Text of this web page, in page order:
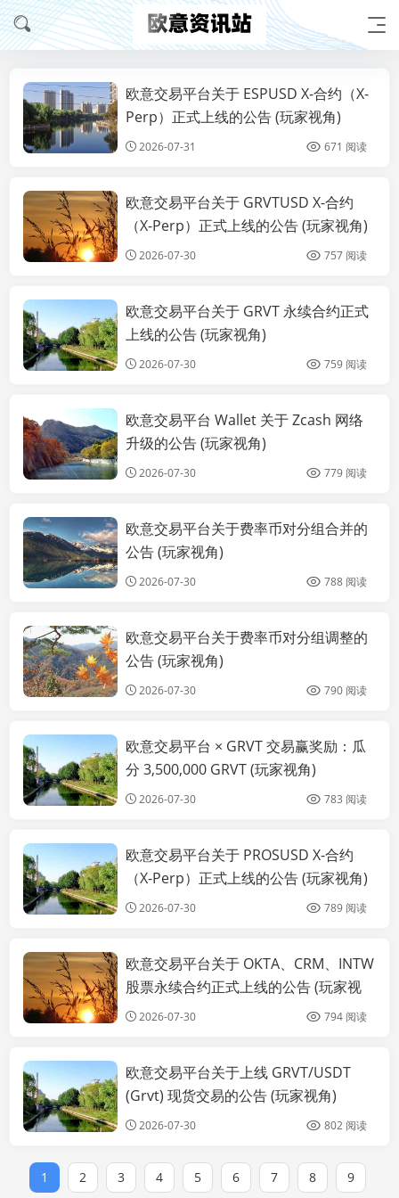
公告
欧意交易平台关于 ESPUSD X-合约（X-
Perp）正式上线的公告 (玩家视角)
2026-07-31 671 阅读
公告
欧意交易平台关于 GRVTUSD X-合约
（X-Perp）正式上线的公告 (玩家视角)
2026-07-30 757 阅读
公告
欧意交易平台关于 GRVT 永续合约正式
上线的公告 (玩家视角)
2026-07-30 759 阅读
公告
欧意交易平台 Wallet 关于 Zcash 网络
升级的公告 (玩家视角)
2026-07-30 779 阅读
公告
欧意交易平台关于费率币对分组合并的
公告 (玩家视角)
2026-07-30 788 阅读
公告
欧意交易平台关于费率币对分组调整的
公告 (玩家视角)
2026-07-30 790 阅读
公告
欧意交易平台 × GRVT 交易赢奖励：瓜
分 3,500,000 GRVT (玩家视角)
2026-07-30 783 阅读
公告
欧意交易平台关于 PROSUSD X-合约
（X-Perp）正式上线的公告 (玩家视角)
2026-07-30 789 阅读
公告
欧意交易平台关于 OKTA、CRM、INTW
股票永续合约正式上线的公告 (玩家视
角)2026-07-30 794 阅读
公告
欧意交易平台关于上线 GRVT/USDT
(Grvt) 现货交易的公告 (玩家视角)
2026-07-30 802 阅读
1 2 3 4 5 6 7 8 9